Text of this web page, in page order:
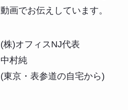
動画でお伝えしています。
(株)オフィスNJ代表
中村純
(東京・表参道の自宅から)